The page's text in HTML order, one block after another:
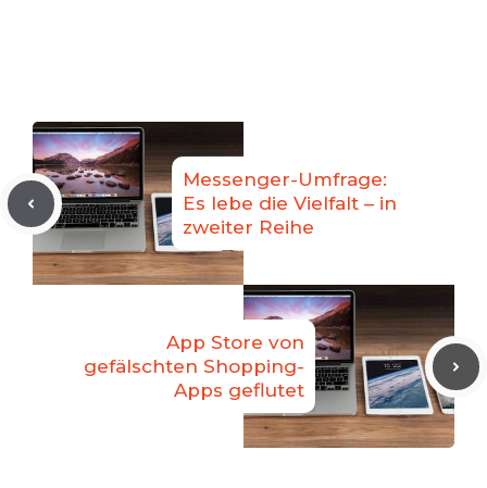
Messenger-Umfrage:
Es lebe die Vielfalt – in
zweiter Reihe
App Store von
gefälschten Shopping-
Apps geflutet